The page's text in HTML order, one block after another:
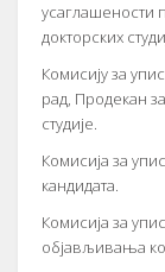
усаглашености
докторских
Комисију за
рад, Продекан
студије.
Комисија за
кандидата.
Комисија за
објављивања